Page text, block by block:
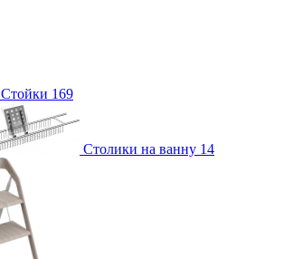
Стойки 169
Столики на ванну 14